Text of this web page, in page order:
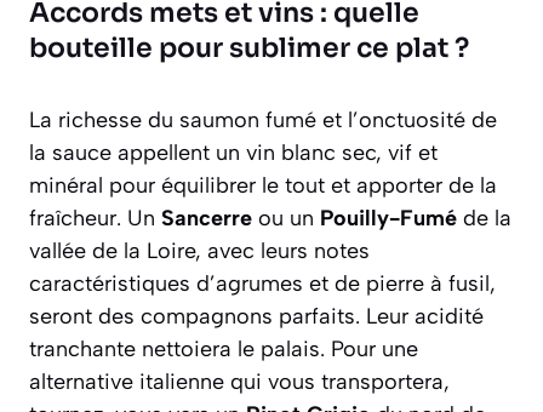
Accords mets et vins : quelle
bouteille pour sublimer ce plat ?
La richesse du saumon fumé et l’onctuosité de
la sauce appellent un vin blanc sec, vif et
minéral pour équilibrer le tout et apporter de la
fraîcheur. Un Sancerre ou un Pouilly-Fumé de la
vallée de la Loire, avec leurs notes
caractéristiques d’agrumes et de pierre à fusil,
seront des compagnons parfaits. Leur acidité
tranchante nettoiera le palais. Pour une
alternative italienne qui vous transportera,